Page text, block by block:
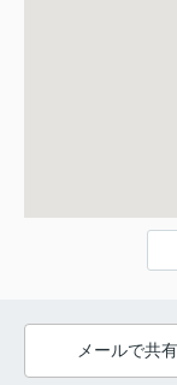
メールで共